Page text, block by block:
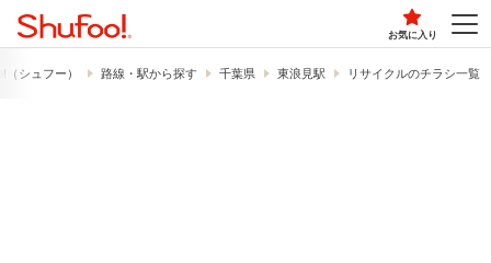
お気に入り
シュフー） 路線・駅から探す 千葉県 東浪見駅 リサイクルのチラシ一覧